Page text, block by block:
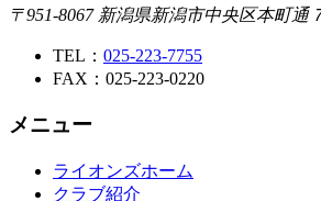
〒951-8067 新潟県新潟市中央区本町
TEL： 025-223-7755
FAX：025-223-0220
メニュー
ライオンズホーム
クラブ紹介